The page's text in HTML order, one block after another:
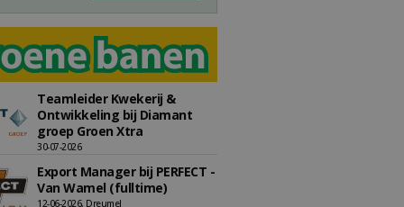
Teamleider Kwekerij &
Ontwikkeling bij Diamant
groep Groen Xtra
30-07-2026
Export Manager bij PERFECT -
Van Wamel (fulltime)
12-06-2026, Dreumel